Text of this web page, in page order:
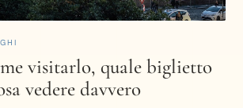
visitarlo, quale biglietto
vedere davvero